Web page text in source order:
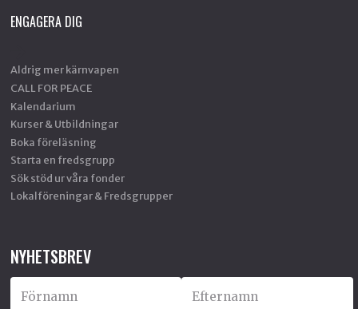
ENGAGERA DIG
Aldrig mer kärnvapen
CALL FOR PEACE
Kalendarium
Kurser & Utbildningar
Boka föreläsning
Starta en fredsgrupp
Sök stöd ur våra fonder
Lokalföreningar & Fredsgrupper
NYHETSBREV